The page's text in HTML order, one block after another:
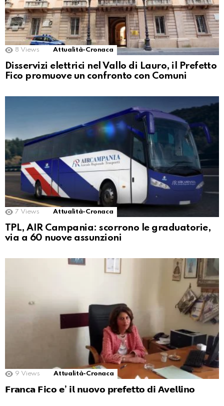
8 Views Attualità-Cronaca
Disservizi elettrici nel Vallo di Lauro, il Prefetto
Fico promuove un confronto con Comuni
7 Views Attualità-Cronaca
TPL, AIR Campania: scorrono le graduatorie,
via a 60 nuove assunzioni
9 Views Attualità-Cronaca
𝗙𝗿𝗮𝗻𝗰𝗮 𝗙𝗶𝗰𝗼 𝗲’ 𝗶𝗹 𝗻𝘂𝗼𝘃𝗼 𝗽𝗿𝗲𝗳𝗲𝘁𝘁𝗼 𝗱𝗶 𝗔𝘃𝗲𝗹𝗹𝗶𝗻𝗼